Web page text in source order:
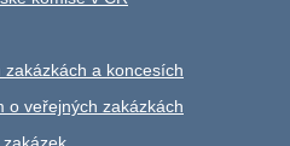
zakázkách a koncesích
o veřejných zakázkách